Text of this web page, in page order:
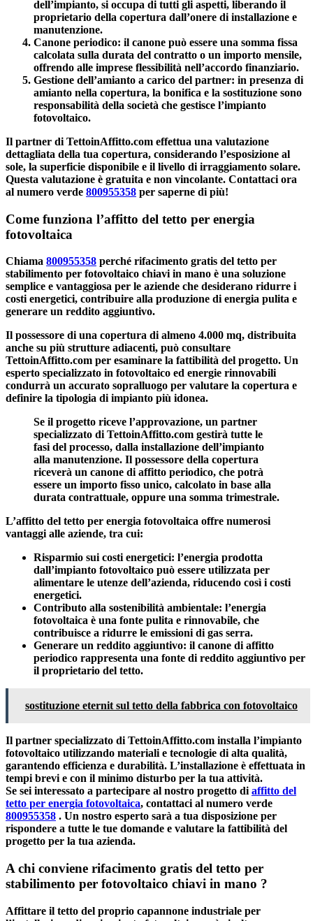
dell’impianto, si occupa di tutti gli aspetti, liberando il
proprietario della copertura dall’onere di installazione e
manutenzione.
Canone periodico: il canone può essere una somma fissa
calcolata sulla durata del contratto o un importo mensile,
offrendo alle imprese flessibilità nell’accordo finanziario.
Gestione dell’amianto a carico del partner: in presenza di
amianto nella copertura, la bonifica e la sostituzione sono
responsabilità della società che gestisce l’impianto
fotovoltaico.
Il partner di TettoinAffitto.com effettua una valutazione
dettagliata della tua copertura, considerando l’esposizione al
sole, la superficie disponibile e il livello di irraggiamento solare.
Questa valutazione è gratuita e non vincolante. Contattaci ora
al numero verde 800955358 per saperne di più!
Come funziona l’affitto del tetto per energia
fotovoltaica
Chiama 800955358 perché rifacimento gratis del tetto per
stabilimento per fotovoltaico chiavi in mano è una soluzione
semplice e vantaggiosa per le aziende che desiderano ridurre i
costi energetici, contribuire alla produzione di energia pulita e
generare un reddito aggiuntivo.
Il possessore di una copertura di almeno 4.000 mq, distribuita
anche su più strutture adiacenti, può consultare
TettoinAffitto.com per esaminare la fattibilità del progetto. Un
esperto specializzato in fotovoltaico ed energie rinnovabili
condurrà un accurato sopralluogo per valutare la copertura e
definire la tipologia di impianto più idonea.
Se il progetto riceve l’approvazione, un partner
specializzato di TettoinAffitto.com gestirà tutte le
fasi del processo, dalla installazione dell’impianto
alla manutenzione. Il possessore della copertura
riceverà un canone di affitto periodico, che potrà
essere un importo fisso unico, calcolato in base alla
durata contrattuale, oppure una somma trimestrale.
L’affitto del tetto per energia fotovoltaica offre numerosi
vantaggi alle aziende, tra cui:
Risparmio sui costi energetici: l’energia prodotta
dall’impianto fotovoltaico può essere utilizzata per
alimentare le utenze dell’azienda, riducendo così i costi
energetici.
Contributo alla sostenibilità ambientale: l’energia
fotovoltaica è una fonte pulita e rinnovabile, che
contribuisce a ridurre le emissioni di gas serra.
Generare un reddito aggiuntivo: il canone di affitto
periodico rappresenta una fonte di reddito aggiuntivo per
il proprietario del tetto.
sostituzione eternit sul tetto della fabbrica con fotovoltaico
Il partner specializzato di TettoinAffitto.com installa l’impianto
fotovoltaico utilizzando materiali e tecnologie di alta qualità,
garantendo efficienza e durabilità. L’installazione è effettuata in
tempi brevi e con il minimo disturbo per la tua attività.
Se sei interessato a partecipare al nostro progetto di affitto del
tetto per energia fotovoltaica, contattaci al numero verde
800955358 . Un nostro esperto sarà a tua disposizione per
rispondere a tutte le tue domande e valutare la fattibilità del
progetto per la tua azienda.
A chi conviene rifacimento gratis del tetto per
stabilimento per fotovoltaico chiavi in mano ?
Affittare il tetto del proprio capannone industriale per